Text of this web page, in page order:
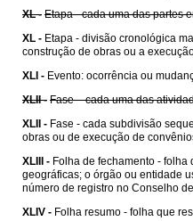
XL - Etapa - cada uma das partes
XL - Etapa - divisão cronológica
construção de obras ou a
XLI - Evento: ocorrência ou
XLII - Fase – cada uma das
XLII - Fase - cada subdivisão
obras ou de execução de
XLIII - Folha de fechamento -
geográficas; o órgão ou entidade
número de registro no Conselho
XLIV - Folha resumo - folha que